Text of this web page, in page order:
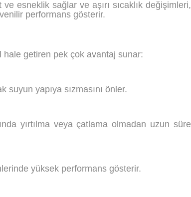
esneklik sağlar ve aşırı sıcaklık değişimleri,
performans gösterir.
getiren pek çok avantaj sunar:
suyun yapıya sızmasını önler.
yırtılma veya çatlama olmadan uzun süre
yüksek performans gösterir.